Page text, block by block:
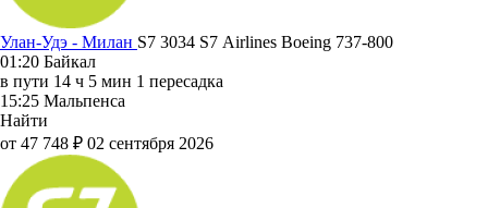
Улан-Удэ - Милан S7 3034 S7 Airlines Boeing 737-800
01:20 Байкал
в пути 14 ч 5 мин 1 пересадка
15:25 Мальпенса
Найти
от 47 748 ₽ 02 сентября 2026